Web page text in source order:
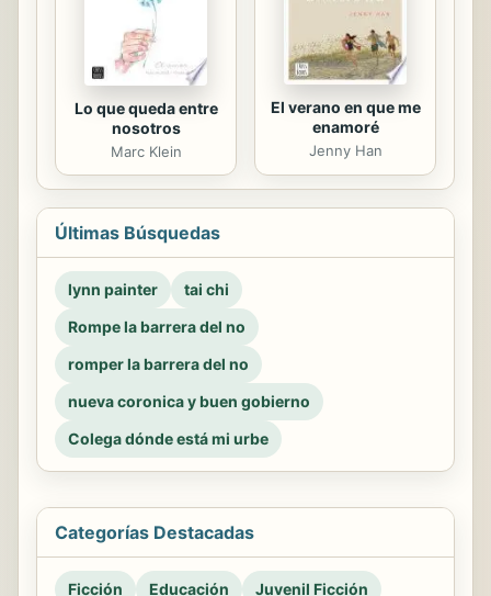
Lo que queda entre
nosotros
Marc Klein
El verano en que me
enamoré
Jenny Han
Últimas Búsquedas
lynn painter
tai chi
Rompe la barrera del no
romper la barrera del no
nueva coronica y buen gobierno
Colega dónde está mi urbe
Categorías Destacadas
Ficción Educación Juvenil Ficción